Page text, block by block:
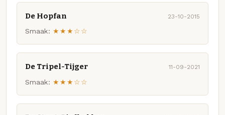
De Hopfan 23-10-2015
Smaak: ★★★☆☆
De Tripel-Tijger 11-09-2021
Smaak: ★★★☆☆